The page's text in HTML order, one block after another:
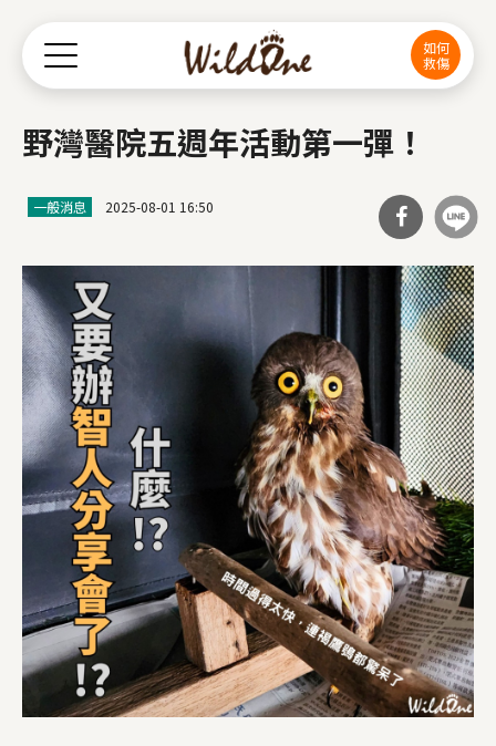
野灣醫院五週年活動第一彈！
一般消息 2025-08-01 16:50
分享
到Fa
cebo
ok
如何
救傷